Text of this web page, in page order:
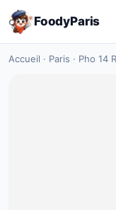
FoodyParis
Accueil · Paris · Pho 14